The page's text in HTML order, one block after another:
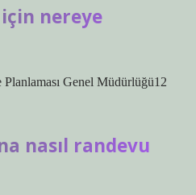
nereye
Genel Müdürlüğü12
nasıl randevu